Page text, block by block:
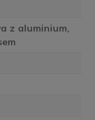
z aluminium,